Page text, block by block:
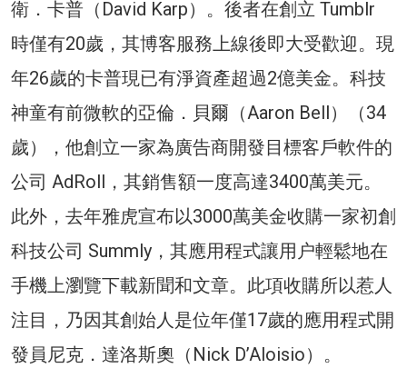
衛．卡普（David Karp）。後者在創立 Tumblr
時僅有20歲，其博客服務上線後即大受歡迎。現
年26歲的卡普現已有淨資產超過2億美金。科技
神童有前微軟的亞倫．貝爾（Aaron Bell）（34
歲），他創立一家為廣告商開發目標客戶軟件的
公司 AdRoll，其銷售額一度高達3400萬美元。
此外，去年雅虎宣布以3000萬美金收購一家初創
科技公司 Summly，其應用程式讓用户輕鬆地在
手機上瀏覽下載新聞和文章。此項收購所以惹人
注目，乃因其創始人是位年僅17歲的應用程式開
發員尼克．達洛斯奧（Nick D’Aloisio）。